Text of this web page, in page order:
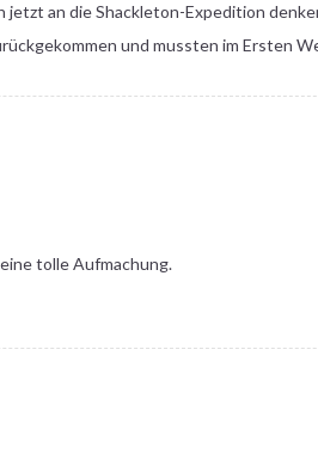
jetzt an die Shackleton-Expedition
und mussten im Ersten
tolle Aufmachung.